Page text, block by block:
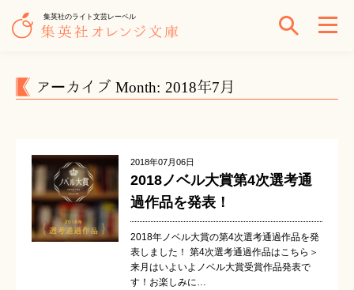
集英社のライト文芸レーベル
アーカイブ Month: 2018年7月
2018年07月06日
2018ノベル大賞第4次選考通
過作品を発表！
2018年ノベル大賞の第4次選考通過作品を発
表しました！ 第4次選考通過作品はこちら＞
来月はいよいよノベル大賞受賞作品発表で
す！お楽しみに…